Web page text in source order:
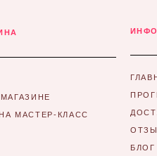
МАСТЕР-КЛАСС
ИНФО
БЛОГ